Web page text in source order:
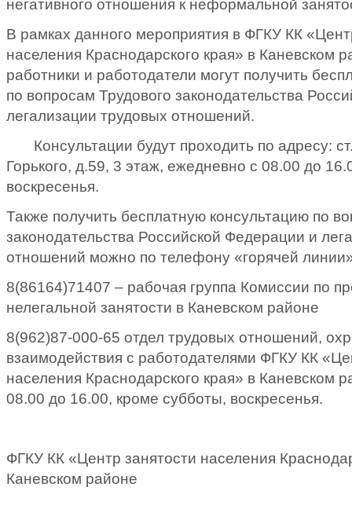
негативного отношения к неформальной
В рамках данного мероприятия в ФГКУ КК
населения Краснодарского края» в Каневском
работники и работодатели могут получить
по вопросам Трудового законодательства
легализации трудовых отношений.
Консультации будут проходить по адресу:
Горького, д.59, 3 этаж, ежедневно с 08.00 до
воскресенья.
Также получить бесплатную консультацию по
законодательства Российской Федерации и
отношений можно по телефону «горячей
8(86164)71407 – рабочая группа Комиссии по
нелегальной занятости в Каневском районе
8(962)87-000-65 отдел трудовых отношений,
взаимодействия с работодателями ФГКУ КК
населения Краснодарского края» в Каневском
08.00 до 16.00, кроме субботы, воскресенья.
ФГКУ КК «Центр занятости населения
Каневском районе